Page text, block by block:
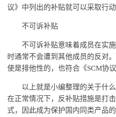
议》中列出的补贴就可以采取行动
不可诉补贴
不可诉补贴意味着成员在实
时通常不会遭到其他成员的反对
使是排他性的，也符合《SCM协
以上就是小编整理的关于什
在正常情况下，反补贴措施是打
式，因此成为保护国内同类产品